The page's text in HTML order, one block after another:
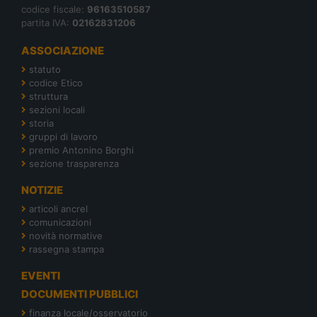
codice fiscale: 96163510587
partita IVA: 02162831206
ASSOCIAZIONE
statuto
codice Etico
struttura
sezioni locali
storia
gruppi di lavoro
premio Antonino Borghi
sezione trasparenza
NOTIZIE
articoli ancrel
comunicazioni
novità normative
rassegna stampa
EVENTI
DOCUMENTI PUBBLICI
finanza locale/osservatorio